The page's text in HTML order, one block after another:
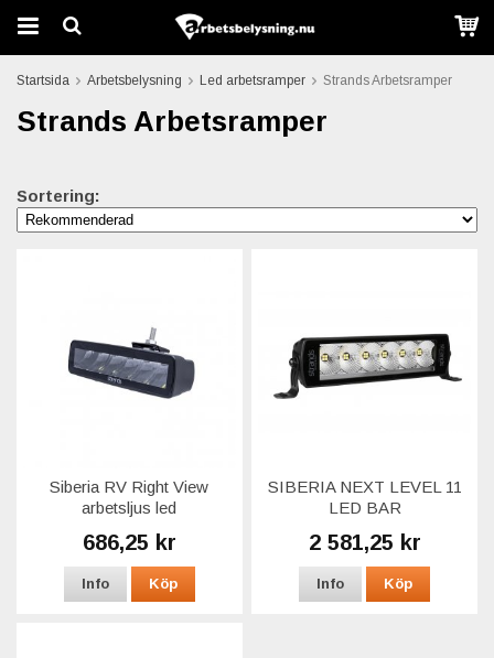
Startsida Arbetsbelysning Led arbetsramper Strands Arbetsramper
Strands Arbetsramper
Sortering:
Siberia RV Right View
arbetsljus led
686,25 kr
Info Köp
SIBERIA NEXT LEVEL 11
LED BAR
2 581,25 kr
Info Köp